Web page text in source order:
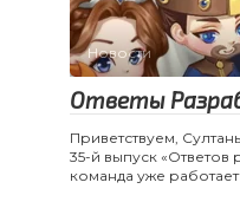
Новости
Ответы
Приветствуем,
35-й выпуск «Ответов
команда уже работает